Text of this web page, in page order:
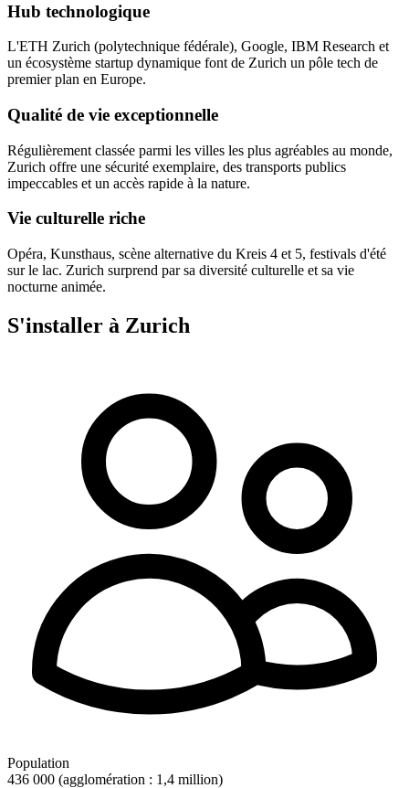
Hub technologique
L'ETH Zurich (polytechnique fédérale), Google, IBM Research et
un écosystème startup dynamique font de Zurich un pôle tech de
premier plan en Europe.
Qualité de vie exceptionnelle
Régulièrement classée parmi les villes les plus agréables au monde,
Zurich offre une sécurité exemplaire, des transports publics
impeccables et un accès rapide à la nature.
Vie culturelle riche
Opéra, Kunsthaus, scène alternative du Kreis 4 et 5, festivals d'été
sur le lac. Zurich surprend par sa diversité culturelle et sa vie
nocturne animée.
S'installer à Zurich
Population
436 000 (agglomération : 1,4 million)